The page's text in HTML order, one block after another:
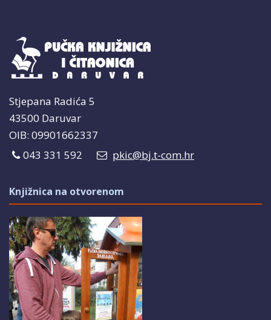
Stjepana Radića 5
43500 Daruvar
OIB: 09901662337
043 331 592
pkic@bj.t-com.hr
Knjižnica na otvorenom